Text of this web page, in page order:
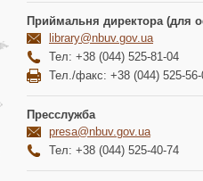
Приймальня директора (для
library@nbuv.gov.ua
Тел: +38 (044) 525-81-04
Тел./факс: +38 (044) 525-56-
Пресслужба
presa@nbuv.gov.ua
Тел: +38 (044) 525-40-74